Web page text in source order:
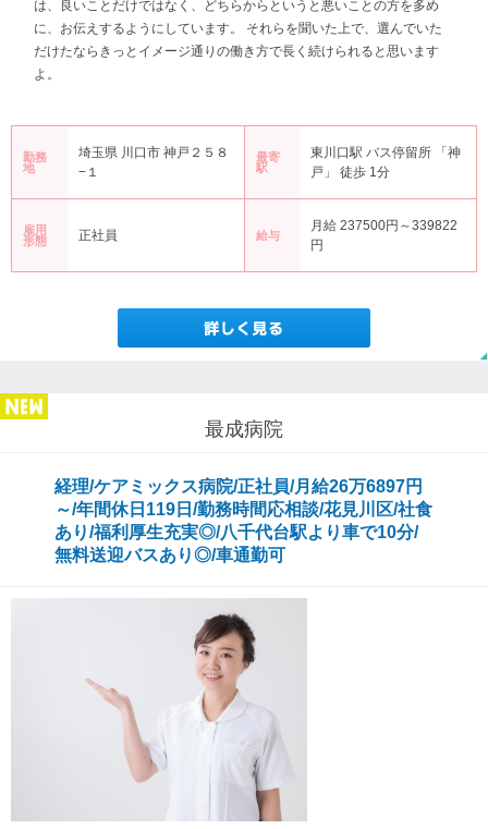
は、良いことだけではなく、どちらからというと悪いことの方を多め
に、お伝えするようにしています。 それらを聞いた上で、選んでいた
だけたならきっとイメージ通りの働き方で長く続けられると思います
よ。
勤務
地
埼玉県 川口市 神戸２５８
−１
最寄
駅
東川口駅 バス停留所 「神
戸」 徒歩 1分
雇用
形態
正社員 給与
月給 237500円～339822
円
最成病院
経理/ケアミックス病院/正社員/月給26万6897円
～/年間休日119日/勤務時間応相談/花見川区/社食
あり/福利厚生充実◎/八千代台駅より車で10分/
無料送迎バスあり◎/車通勤可